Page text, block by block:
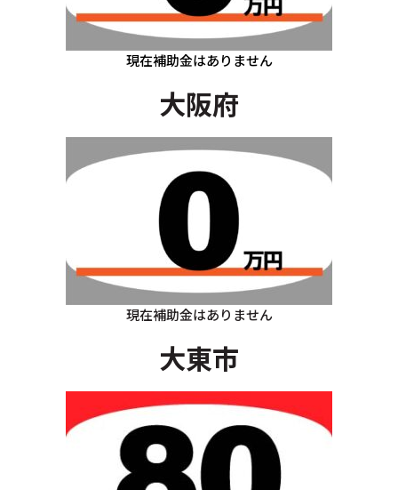
現在補助金はありません
大阪府
現在補助金はありません
大東市